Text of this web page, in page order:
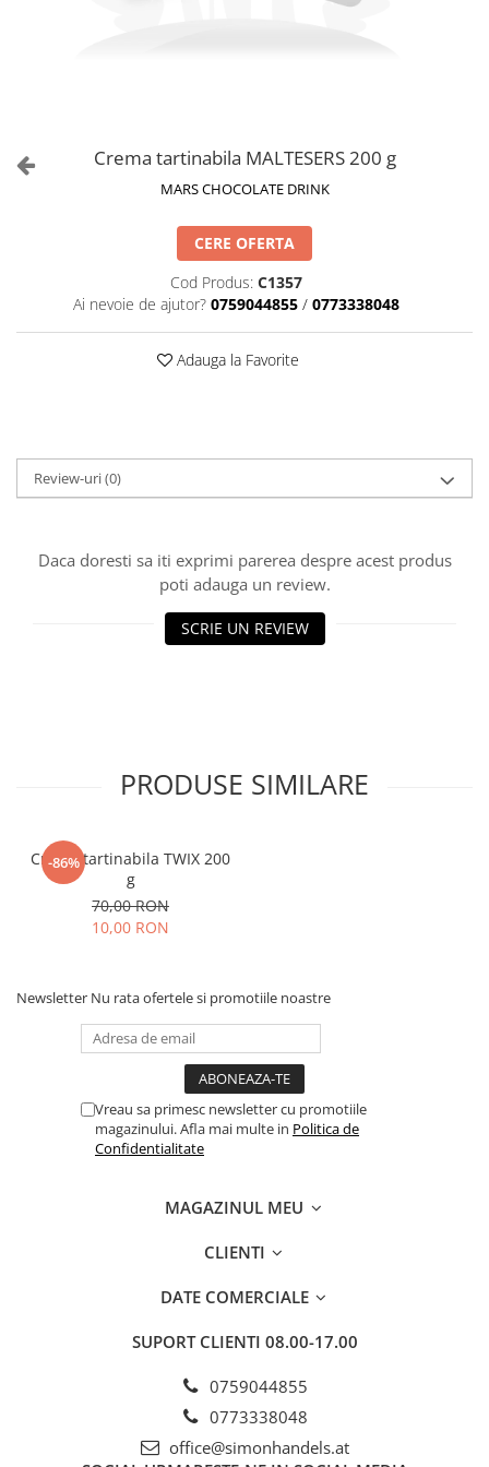
Crema tartinabila MALTESERS 200 g
MARS CHOCOLATE DRINK
CERE OFERTA
Cod Produs: C1357
Ai nevoie de ajutor? 0759044855 / 0773338048
Adauga la Favorite
Review-uri(0)
Daca doresti sa iti exprimi parerea despre acest produs
poti adauga un review.
SCRIE UN REVIEW
PRODUSE SIMILARE
-86%
Crema tartinabila TWIX 200
g
70,00 RON
10,00 RON
Newsletter Nu rata ofertele si promotiile noastre
Vreau sa primesc newsletter cu promotiile
magazinului. Afla mai multe in Politica de
Confidentialitate
MAGAZINUL MEU
CLIENTI
DATE COMERCIALE
SUPORT CLIENTI 08.00-17.00
0759044855
0773338048
office@simonhandels.at